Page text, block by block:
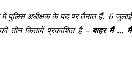
में पुलिस अधीक्षक के पद पर तैनात हैं. 6 जुलाई
तीन किताबें प्रकाशित हैं – बाहर मैं … मैं